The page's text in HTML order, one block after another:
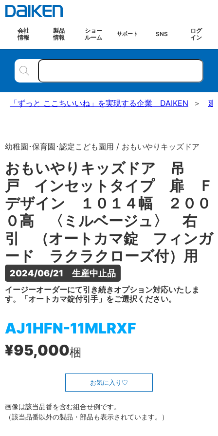
会社
情報
製品
情報
ショー
ルーム
サポート SNS
ログ
イン
「ずっと ここちいいね」を実現する企業 DAIKEN 建
幼稚園･保育園･認定こども園用 / おもいやりキッズドア
おもいやりキッズドア 吊
戸 インセットタイプ 扉 Ｆ
デザイン １０１４幅 ２００
０高 〈ミルベージュ〉 右
引 （オートカマ錠 フィンガ
ード ラクラクローズ付）用
2024/06/21　生産中止品
イージーオーダーにて引き続きオプション対応いたしま
す。「オートカマ錠付引手」をご選択ください。
AJ1HFN-11MLRXF
¥95,000梱
お気に入り
画像は該当品番を含む組合せ例です。
（該当品番以外の製品・部品も表示されています。）